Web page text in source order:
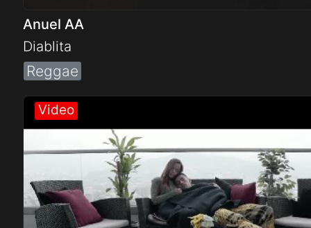
Anuel AA
Diablita
Reggae